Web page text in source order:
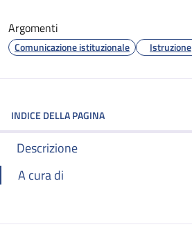
Argomenti
Comunicazione istituzionale Istruzione
INDICE DELLA PAGINA
Descrizione
A cura di